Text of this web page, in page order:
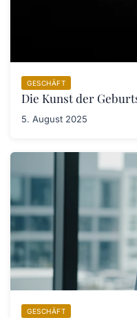
GESCHÄFT
Die Kunst der
5. August 2025
GESCHÄFT